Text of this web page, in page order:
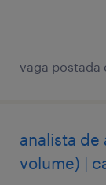
vaga postada
analista de
volume) |